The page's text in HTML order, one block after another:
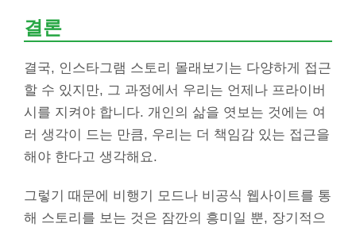
결론
결국, 인스타그램 스토리 몰래보기는 다양하게 접근
할 수 있지만, 그 과정에서 우리는 언제나 프라이버
시를 지켜야 합니다. 개인의 삶을 엿보는 것에는 여
러 생각이 드는 만큼, 우리는 더 책임감 있는 접근을
해야 한다고 생각해요.
그렇기 때문에 비행기 모드나 비공식 웹사이트를 통
해 스토리를 보는 것은 잠깐의 흥미일 뿐, 장기적으